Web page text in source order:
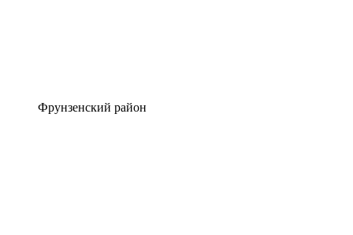
Фрунзенский район